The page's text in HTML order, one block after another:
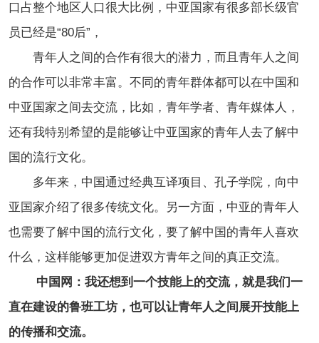
口占整个地区人口很大比例，中亚国家有很多部长级官
员已经是“80后”，
青年人之间的合作有很大的潜力，而且青年人之间
的合作可以非常丰富。不同的青年群体都可以在中国和
中亚国家之间去交流，比如，青年学者、青年媒体人，
还有我特别希望的是能够让中亚国家的青年人去了解中
国的流行文化。
多年来，中国通过经典互译项目、孔子学院，向中
亚国家介绍了很多传统文化。另一方面，中亚的青年人
也需要了解中国的流行文化，要了解中国的青年人喜欢
什么，这样能够更加促进双方青年之间的真正交流。
中国网：我还想到一个技能上的交流，就是我们一
直在建设的鲁班工坊，也可以让青年人之间展开技能上
的传播和交流。